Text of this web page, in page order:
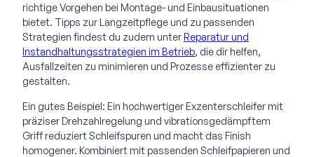
richtige Vorgehen bei Montage- und Einbausituationen
bietet. Tipps zur Langzeitpflege und zu passenden
Strategien findest du zudem unterReparatur und
Instandhaltungsstrategien im Betrieb, die dir helfen,
Ausfallzeiten zu minimieren und Prozesse effizienter zu
gestalten.
Ein gutes Beispiel: Ein hochwertiger Exzenterschleifer mit
präziser Drehzahlregelung und vibrationsgedämpftem
Griff reduziert Schleifspuren und macht das Finish
homogener. Kombiniert mit passenden Schleifpapieren und